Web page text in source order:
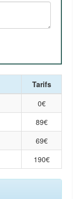
Tarifs
0€
89€
69€
190€